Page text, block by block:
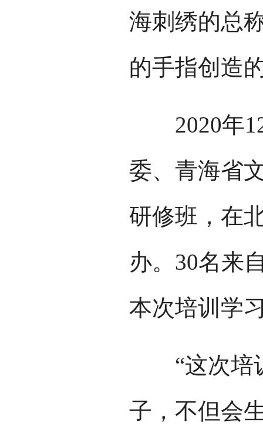
海刺绣的总
的手指创造
2020年12
委、青海省
研修班，在
办。30名来
本次培训学
“这次培训
子，不但会